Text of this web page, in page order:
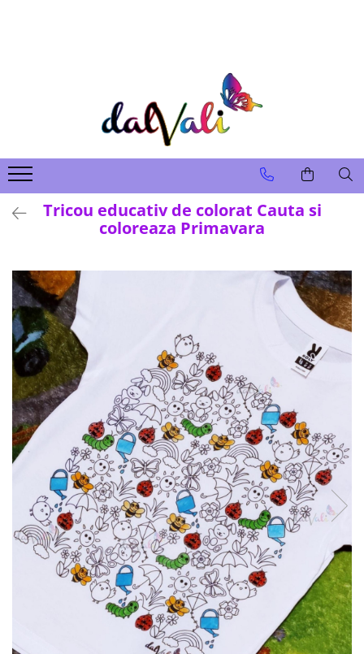
GENTI DE COLORAT
Tricou educativ de colorat Cauta si
coloreaza Primavara